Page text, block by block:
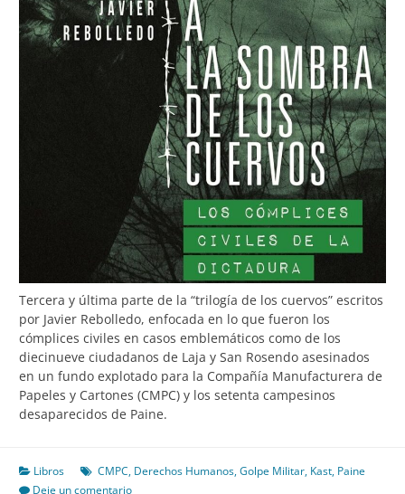
Tercera y última parte de la “trilogía de los cuervos” escritos
por Javier Rebolledo, enfocada en lo que fueron los
cómplices civiles en casos emblemáticos como de los
diecinueve ciudadanos de Laja y San Rosendo asesinados
en un fundo explotado para la Compañía Manufacturera de
Papeles y Cartones (CMPC) y los setenta campesinos
desaparecidos de Paine.
Libros CMPC, Derechos Humanos,Golpe Militar, Kast, Paine
Deje un comentario